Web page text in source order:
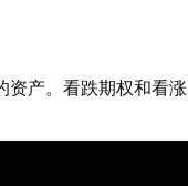
资产。看跌期权和看涨